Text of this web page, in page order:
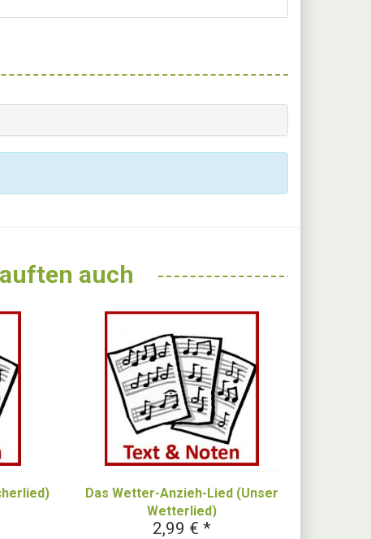
auch
Das Wetter-Anzieh-Lied (Unser
Wetterlied)
2,99 € *